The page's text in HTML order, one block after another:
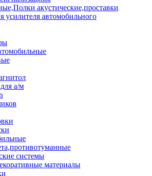
акустические,проставки
усилителя автомобильного
а/м
системы
материалы